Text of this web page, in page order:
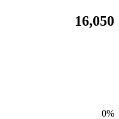
16,050
0%